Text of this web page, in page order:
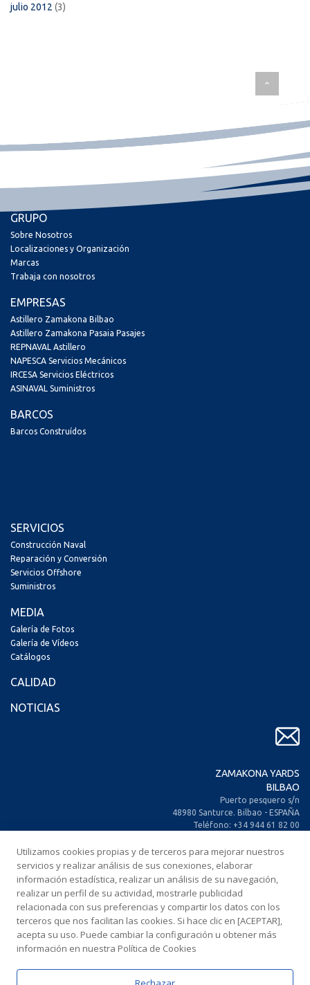
julio 2012 (3)
GRUPO
Sobre Nosotros
Localizaciones y Organización
Marcas
Trabaja con nosotros
EMPRESAS
Astillero Zamakona Bilbao
Astillero Zamakona Pasaia Pasajes
REPNAVAL Astillero
NAPESCA Servicios Mecánicos
IRCESA Servicios Eléctricos
ASINAVAL Suministros
BARCOS
Barcos Construídos
SERVICIOS
Construcción Naval
Reparación y Conversión
Servicios Offshore
Suministros
MEDIA
Galería de Fotos
Galería de Vídeos
Catálogos
CALIDAD
NOTICIAS
ZAMAKONA YARDS
BILBAO
Puerto pesquero s/n
48980 Santurce. Bilbao - ESPAÑA
Teléfono: +34 944 61 82 00
Fax: +34 944 61 25 80
E-mail: zamakona@zamakona.com
ZAMAKONA YARDS
ISLAS CANARIAS
CIA. Trasatlántica Española, s/n.
Dársena Exterior. Puerto de Las Palmas.
ESPAÑA
Utilizamos cookies propias y de terceros para mejorar nuestros
servicios y realizar análisis de sus conexiones, elaborar
información estadística, realizar un análisis de su navegación,
realizar un perfil de su actividad, mostrarle publicidad
relacionada con sus preferencias y compartir los datos con los
terceros que nos facilitan las cookies. Si hace clic en [ACEPTAR],
acepta su uso. Puede cambiar la configuración u obtener más
información en nuestra Política de Cookies